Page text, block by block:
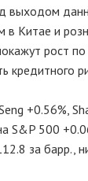
выходом
в Китае и
рост по
кредитного
+0.56%,
S&P 500
за барр.,